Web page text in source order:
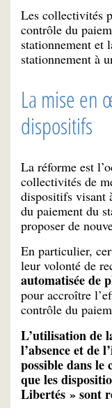
Les collectivités
contrôle du
stationnement et
stationnement à
La mise en
dispositifs
La réforme est
collectivités de
dispositifs visant
du paiement du
proposer de
En particulier,
leur volonté de
automatisée de
pour accroître
contrôle du
L’utilisation de
l’absence et de
possible dans le
que les
Libertés » sont